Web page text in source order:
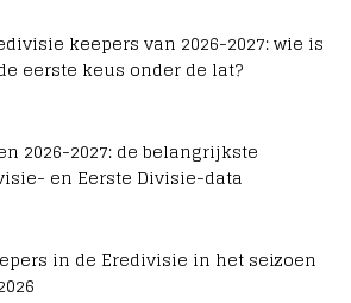
keepers van 2026-2027: wie is
eerste keus onder de lat?
2026-2027: de belangrijkste
en Eerste Divisie-data
in de Eredivisie in het seizoen